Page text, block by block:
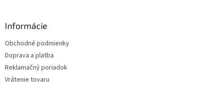
Informácie
Obchodné podmienky
Doprava a platba
Reklamačný poriadok
Vrátenie tovaru